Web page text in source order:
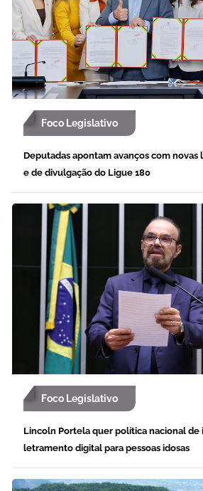
Foco Legislativo
Deputadas apontam avanços com novas
e de divulgação do Ligue 180
Foco Legislativo
Lincoln Portela quer política nacional de
letramento digital para pessoas idosas